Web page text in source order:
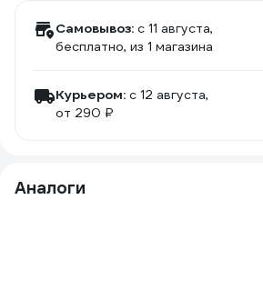
Самовывоз: c 11 августа,
бесплатно, из 1 магазина
Курьером: c 12 августа,
от 290 ₽
Аналоги